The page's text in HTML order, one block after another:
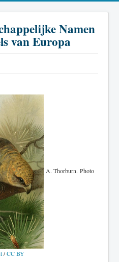
Namen
van Europa
A. Thorburn. Photo
/CC BY